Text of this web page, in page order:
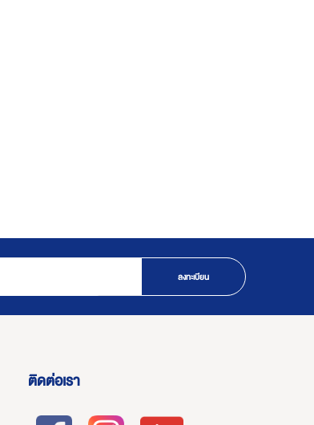
ลงทะเบียน
ติดต่อเรา